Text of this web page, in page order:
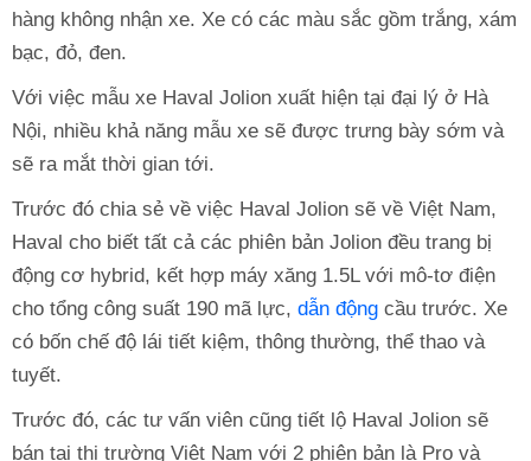
hàng không nhận xe. Xe có các màu sắc gồm trắng, xám
bạc, đỏ, đen.
Với việc mẫu xe Haval Jolion xuất hiện tại đại lý ở Hà
Nội, nhiều khả năng mẫu xe sẽ được trưng bày sớm và
sẽ ra mắt thời gian tới.
Trước đó chia sẻ về việc Haval Jolion sẽ về Việt Nam,
Haval cho biết tất cả các phiên bản Jolion đều trang bị
động cơ hybrid, kết hợp máy xăng 1.5L với mô-tơ điện
cho tổng công suất 190 mã lực, dẫn động cầu trước. Xe
có bốn chế độ lái tiết kiệm, thông thường, thể thao và
tuyết.
Trước đó, các tư vấn viên cũng tiết lộ Haval Jolion sẽ
bán tại thị trường Việt Nam với 2 phiên bản là Pro và